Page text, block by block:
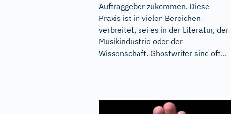
Auftraggeber zukommen. Diese
Praxis ist in vielen Bereichen
verbreitet, sei es in der Literatur, der
Musikindustrie oder der
Wissenschaft. Ghostwriter sind oft...